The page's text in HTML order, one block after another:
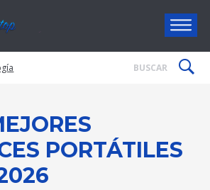
Viajes10
PORTÁTILES